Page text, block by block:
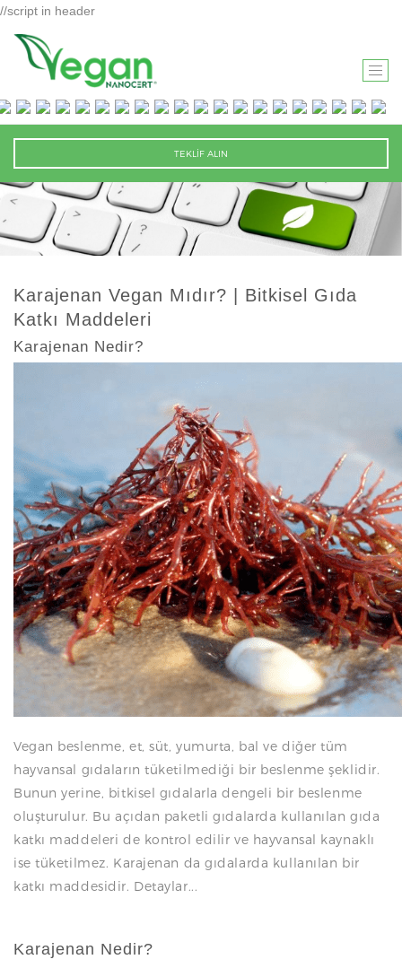
//script in header
T
O
G
G
L
N
A
V
I
TEKLİF ALIN
Karajenan Vegan Mıdır? | Bitkisel Gıda
Katkı Maddeleri
Karajenan Nedir?
Vegan beslenme, et, süt, yumurta, bal ve diğer tüm
hayvansal gıdaların tüketilmediği bir beslenme şeklidir.
Bunun yerine, bitkisel gıdalarla dengeli bir beslenme
oluşturulur. Bu açıdan paketli gıdalarda kullanılan gıda
katkı maddeleri de kontrol edilir ve hayvansal kaynaklı
ise tüketilmez. Karajenan da gıdalarda kullanılan bir
katkı maddesidir. Detaylar...
Karajenan Nedir?